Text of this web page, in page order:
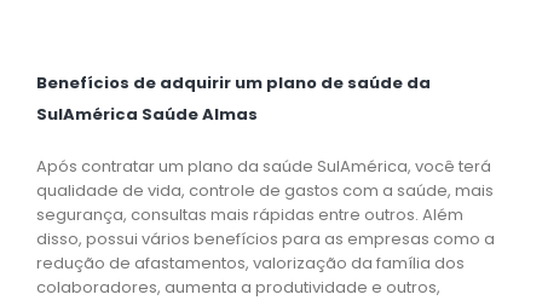
Benefícios de adquirir um plano de saúde da
SulAmérica Saúde Almas
Após contratar um plano da saúde SulAmérica, você terá
qualidade de vida, controle de gastos com a saúde, mais
segurança, consultas mais rápidas entre outros. Além
disso, possui vários benefícios para as empresas como a
redução de afastamentos, valorização da família dos
colaboradores, aumenta a produtividade e outros,